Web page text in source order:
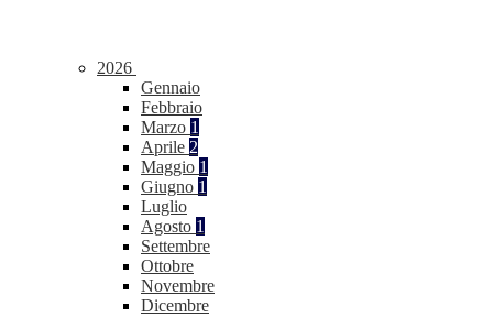
2026
Gennaio
Febbraio
Marzo 1
Aprile 2
Maggio 1
Giugno 1
Luglio
Agosto 1
Settembre
Ottobre
Novembre
Dicembre